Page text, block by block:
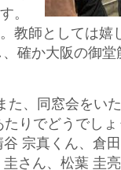
。
教師としては嬉
確か大阪の御
た、同窓会をい
りでどうでし
宗真くん、倉
さん、松葉 圭